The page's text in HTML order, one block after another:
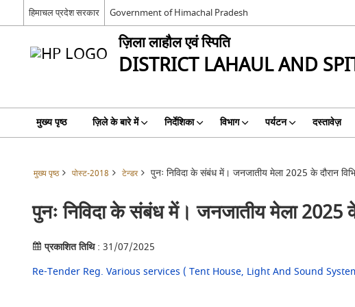
हिमाचल प्रदेश सरकार Government of Himachal Pradesh
ज़िला लाहौल एवं स्पिति
DISTRICT LAHAUL AND
मुख्य पृष्ठ ज़िले के बारे में निर्देशिका विभाग पर्यटन दस्तावेज़
मुख्य पृष्ठ पोस्ट-2018 टेन्डर पुनः निविदा के संबंध में। जनजातीय मेला 2025 के दौरान
पुनः निविदा के संबंध में। जनजातीय मेला 2025
प्रकाशित तिथि: 31/07/2025
Re-Tender Reg. Various services ( Tent House, Light And Sound